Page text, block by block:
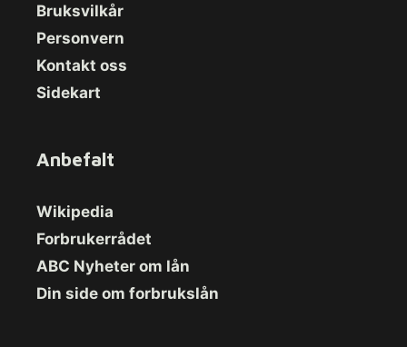
Bruksvilkår
Personvern
Kontakt oss
Sidekart
Anbefalt
Wikipedia
Forbrukerrådet
ABC Nyheter om lån
Din side om forbrukslån